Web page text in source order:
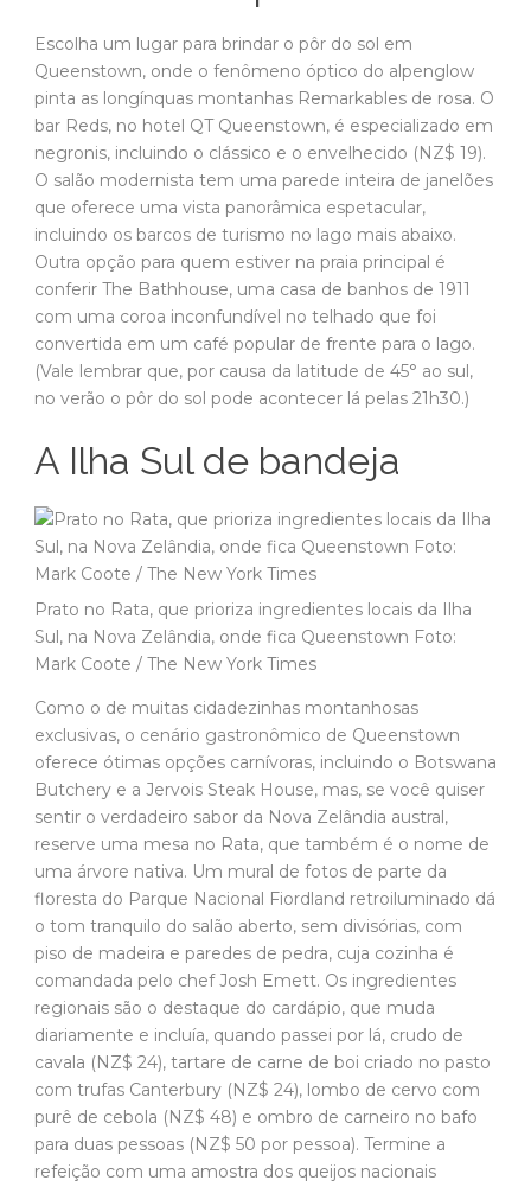
Escolha um lugar para brindar o pôr do sol em
Queenstown, onde o fenômeno óptico do alpenglow
pinta as longínquas montanhas Remarkables de rosa. O
bar Reds, no hotel QT Queenstown, é especializado em
negronis, incluindo o clássico e o envelhecido (NZ$ 19).
O salão modernista tem uma parede inteira de janelões
que oferece uma vista panorâmica espetacular,
incluindo os barcos de turismo no lago mais abaixo.
Outra opção para quem estiver na praia principal é
conferir The Bathhouse, uma casa de banhos de 1911
com uma coroa inconfundível no telhado que foi
convertida em um café popular de frente para o lago.
(Vale lembrar que, por causa da latitude de 45° ao sul,
no verão o pôr do sol pode acontecer lá pelas 21h30.)
A Ilha Sul de bandeja
Prato no Rata, que prioriza ingredientes locais da Ilha
Sul, na Nova Zelândia, onde fica Queenstown Foto:
Mark Coote / The New York Times
Como o de muitas cidadezinhas montanhosas
exclusivas, o cenário gastronômico de Queenstown
oferece ótimas opções carnívoras, incluindo o Botswana
Butchery e a Jervois Steak House, mas, se você quiser
sentir o verdadeiro sabor da Nova Zelândia austral,
reserve uma mesa no Rata, que também é o nome de
uma árvore nativa. Um mural de fotos de parte da
floresta do Parque Nacional Fiordland retroiluminado dá
o tom tranquilo do salão aberto, sem divisórias, com
piso de madeira e paredes de pedra, cuja cozinha é
comandada pelo chef Josh Emett. Os ingredientes
regionais são o destaque do cardápio, que muda
diariamente e incluía, quando passei por lá, crudo de
cavala (NZ$ 24), tartare de carne de boi criado no pasto
com trufas Canterbury (NZ$ 24), lombo de cervo com
purê de cebola (NZ$ 48) e ombro de carneiro no bafo
para duas pessoas (NZ$ 50 por pessoa). Termine a
refeição com uma amostra dos queijos nacionais